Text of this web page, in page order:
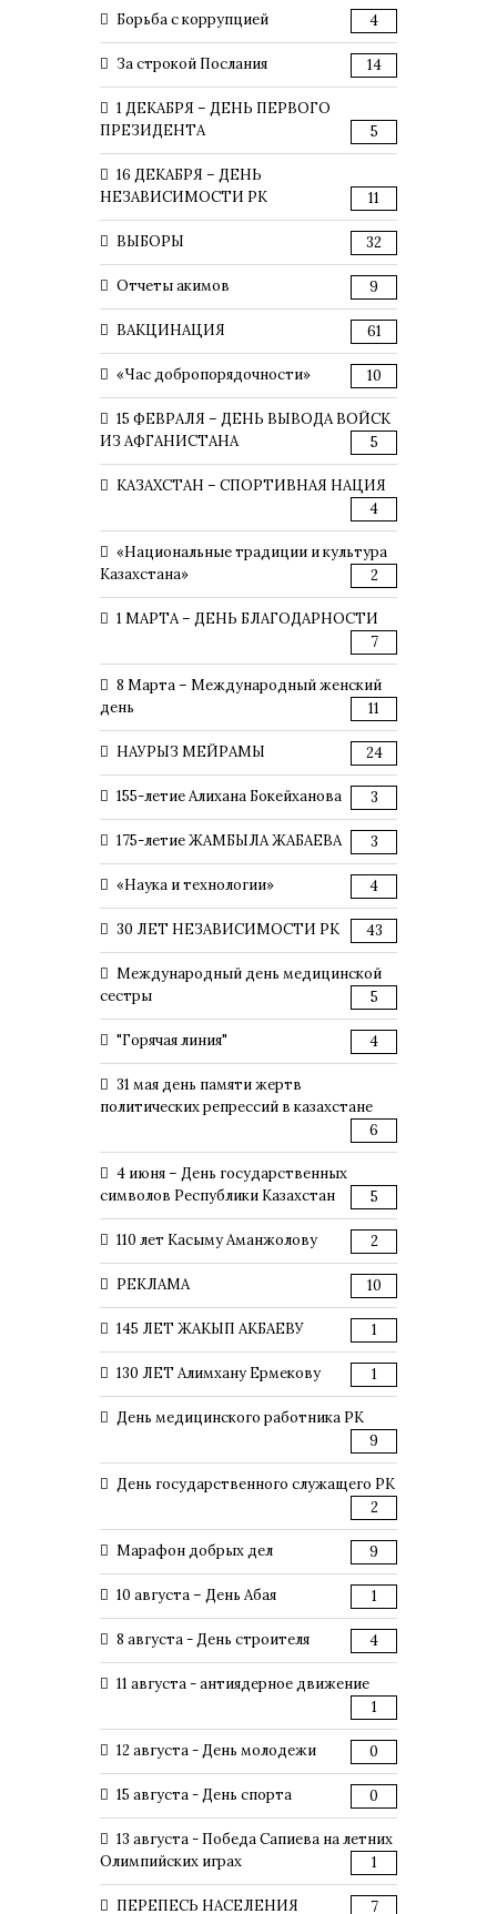
Борьба с коррупцией 4
За строкой Послания 14
1 ДЕКАБРЯ – ДЕНЬ ПЕРВОГО
ПРЕЗИДЕНТА
5
16 ДЕКАБРЯ – ДЕНЬ
НЕЗАВИСИМОСТИ РК
11
ВЫБОРЫ 32
Отчеты акимов 9
ВАКЦИНАЦИЯ 61
«Час добропорядочности» 10
15 ФЕВРАЛЯ – ДЕНЬ ВЫВОДА ВОЙСК
ИЗ АФГАНИСТАНА
5
КАЗАХСТАН – СПОРТИВНАЯ НАЦИЯ
4
«Национальные традиции и культура
Казахстана»
2
1 МАРТА – ДЕНЬ БЛАГОДАРНОСТИ
7
8 Марта – Международный женский
день
11
НАУРЫЗ МЕЙРАМЫ 24
155-летие Алихана Бокейханова 3
175-летие ЖАМБЫЛА ЖАБАЕВА 3
«Наука и технологии» 4
30 ЛЕТ НЕЗАВИСИМОСТИ РК 43
Международный день медицинской
сестры
5
"Горячая линия" 4
31 мая день памяти жертв
политических репрессий в казахстане
6
4 июня – День государственных
символов Республики Казахстан
5
110 лет Касыму Аманжолову 2
РЕКЛАМА 10
145 ЛЕТ ЖАКЫП АКБАЕВУ 1
130 ЛЕТ Алимхану Ермекову 1
День медицинского работника РК
9
День государственного служащего РК
2
Марафон добрых дел 9
10 августа – День Абая 1
8 августа - День строителя 4
11 августа - антиядерное движение
1
12 августа - День молодежи 0
15 августа - День спорта 0
13 августа - Победа Сапиева на летних
Олимпийских играх
1
ПЕРЕПЕСЬ НАСЕЛЕНИЯ 7